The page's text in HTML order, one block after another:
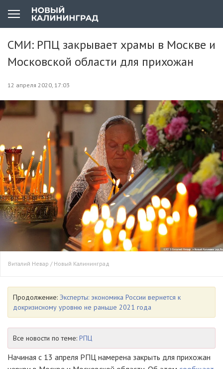
СМИ: РПЦ закрывает храмы в Москве и
Московской области для прихожан
12 апреля 2020, 17:03
Виталий Невар / Новый Калининград
Продолжение: Эксперты: экономика России вернется к
докризисному уровню не раньше 2021 года
Все новости по теме: РПЦ
Начиная с 13 апреля РПЦ намерена закрыть для прихожан